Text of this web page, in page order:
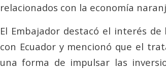
relacionados con la economía
El Embajador destacó el interés
con Ecuador y mencionó que el
una forma de impulsar las